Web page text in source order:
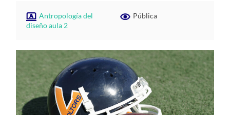
Antropología del
diseño aula 2
Pública